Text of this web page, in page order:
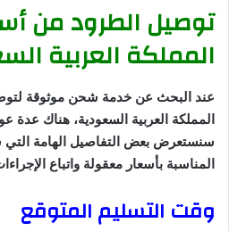
توصيل الطرود من
المملكة العربية
عند البحث عن خدمة شحن موثوقة
المملكة العربية السعودية، هناك عدة
سنستعرض بعض التفاصيل الهامة
المناسبة بأسعار معقولة واتباع
وقت التسليم المتوقع